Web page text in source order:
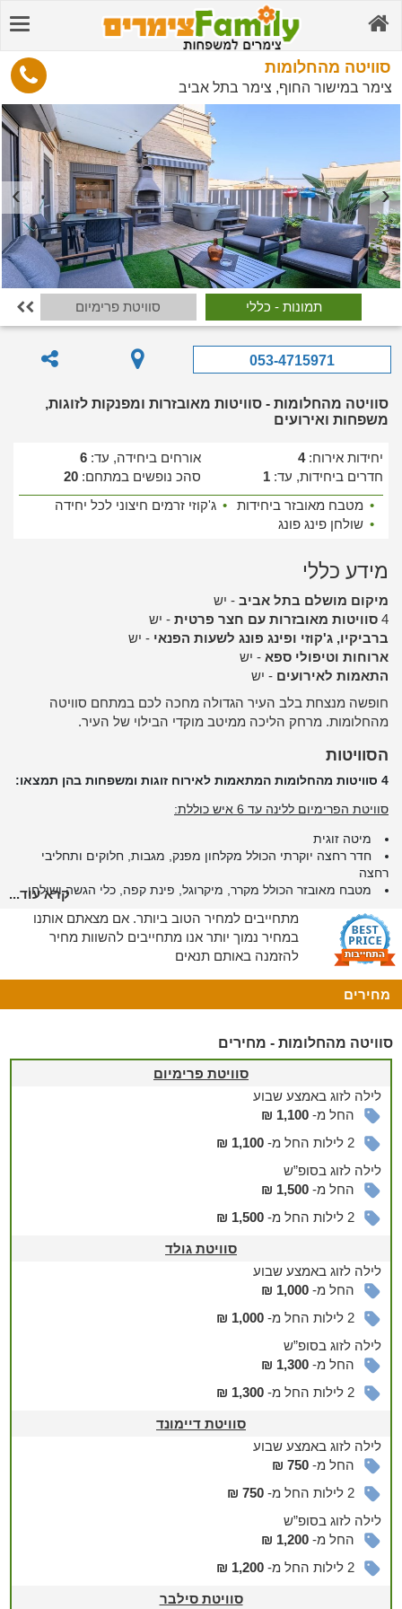
סוויטה מהחלומות
צימר במישור החוף, צימר בתל אביב
תמונות - כללי סוויטת פרימיום 
053-4715971
סוויטה מהחלומות - סוויטות מאובזרות ומפנקות לזוגות,
משפחות ואירועים
יחידות אירוח:4 אורחים ביחידה, עד: 6
חדרים ביחידות, עד: 1 סהכ נופשים במתחם: 20
• מטבח מאובזר ביחידות • ג'קוזי זרמים חיצוני לכל יחידה
• שולחן פינג פונג
מידע כללי
מיקום מושלם בתל אביב- יש
4 סוויטות מאובזרות עם חצר פרטית- יש
ברביקיו, ג'קוזי ופינג פונג לשעות הפנאי - יש
ארוחות וטיפולי ספא- יש
התאמות לאירועים - יש
חופשה מנצחת בלב העיר הגדולה מחכה לכם במתחם סוויטה
מהחלומות. מרחק הליכה ממיטב מוקדי הבילוי של העיר.
הסוויטות
4 סוויטות מהחלומות המתאמות לאירוח זוגות ומשפחות בהן תמצאו:
סוויטת הפרימיום ללינה עד 6 איש כוללת:
מיטה זוגית
חדר רחצה יוקרתי הכולל מקלחון מפנק, מגבות, חלוקים ותחליבי
רחצה
מטבח מאובזר הכולל מקרר, מיקרוגל, פינת קפה, כלי הגשה ושולחן
מסך טלוויזיה בחיבור לכבלים
יציאה לחצר פרטית ענקית עם צמחייה מטופחת בה תיהנו מג'קוזי
ספא מפנק ומקורה לעד 6 אנשים, מקלחון חיצוני, עמדת ברביקיו
מיטות שיזוף, שולחנות אוכל, מסך טלוויזיה חיצוני ותאורה רומנטית
לשעות הערב.
מיטה זוגית
ג'קוזי ספא מפנק
רחצה
מטבח מאובזר הכולל מקרר, מיקרוגל, פינת קפה וכלי הגשה
פינת ישיבה עם קמין חמים ונעים ומסך מקרן ענק
יציאה לחצר פרטית ומטופחת עם פינות ישיבה, נדנדה, עמדת
ברביקיו, תנור חימום ותאורת ערב מדהימה.
סוויטת דיימונד ללינה עד 4 איש כוללת:
מיטה זוגית וספה הנפתחת למיטה זוגית
חדר רחצה עם מקלחון, מגבות, חלוקים ותחליבי רחצה
מטבח מאובזר הכולל מכונת אספרסו ועמדת קפה, מקרר, מיקרוגל,
כלי הגשה
פינת ישיבה נוחה טלוויזיה חכמה עם נטפליקס
סוויטת סילבר ללינה עד 4 איש כוללת:
ג'קוזי ספא זוגי מפנק
פינת ישיבה נוחה טלוויזיה חכמה עם נטפליקס
חדר רחצה עם מקלחון, מגבות, חלוקים ותחליבי רחצה
מטבח מאובזר הכולל מכונת אספרסו ועמדת קפה, מקרר, מיקרוגל,
כלי הגשה
קרא עוד...
מתחייבים למחיר הטוב ביותר. אם מצאתם אותנו
במחיר נמוך יותר אנו מתחייבים להשוות מחיר
להזמנה באותם תנאים
מחירים
סוויטה מהחלומות - מחירים
סוויטת פרימיום
לילהלזוג באמצע שבוע
החל מ-1,100 ₪
2 לילות החל מ-
1,100 ₪
לילהלזוג בסופ”ש
החל מ-1,500 ₪
2 לילות החל מ-
1,500 ₪
סוויטת גולד
לילהלזוג באמצע שבוע
החל מ-1,000 ₪
2 לילות החל מ-
1,000 ₪
לילהלזוג בסופ”ש
החל מ-1,300 ₪
2 לילות החל מ-
1,300 ₪
סוויטת דיימונד
לילהלזוג באמצע שבוע
החל מ-750 ₪
2 לילות החל מ-
750 ₪
לילהלזוג בסופ”ש
החל מ-1,200 ₪
2 לילות החל מ-
1,200 ₪
סוויטת סילבר